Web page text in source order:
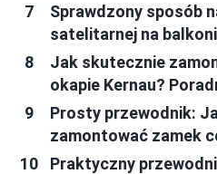
Sprawdzony sposób
satelitarnej na
Jak skutecznie
okapie Kernau?
Prosty przewodnik:
zamontować zamek
Praktyczny